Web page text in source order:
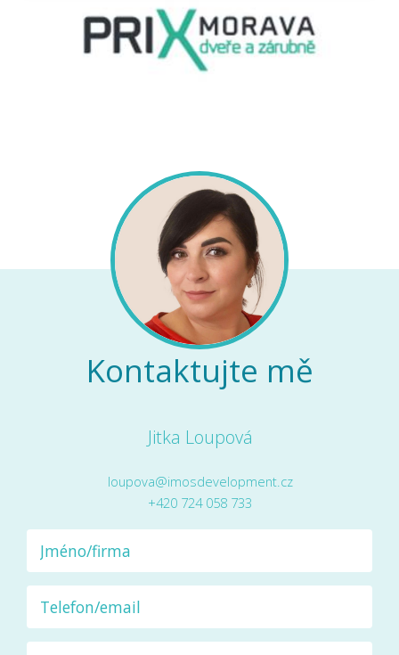
Kontaktujte mě
Jitka Loupová
loupova@imosdevelopment.cz
+420 724 058 733